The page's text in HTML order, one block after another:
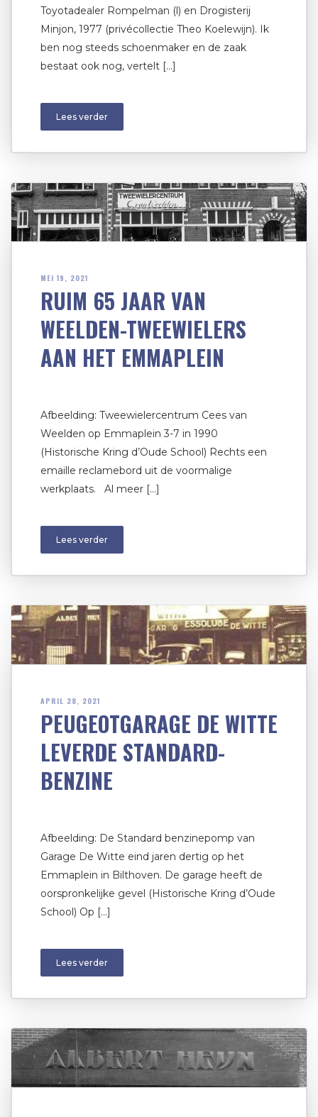
Toyotadealer Rompelman (l) en Drogisterij
Minjon, 1977 (privécollectie Theo Koelewijn). Ik
ben nog steeds schoenmaker en de zaak
bestaat ook nog, vertelt […]
Lees verder
MEI 19, 2021
RUIM 65 JAAR VAN
WEELDEN-TWEEWIELERS
AAN HET EMMAPLEIN
Afbeelding: Tweewielercentrum Cees van
Weelden op Emmaplein 3-7 in 1990
(Historische Kring d’Oude School) Rechts een
emaille reclamebord uit de voormalige
werkplaats. Al meer […]
Lees verder
APRIL 28, 2021
PEUGEOTGARAGE DE WITTE
LEVERDE STANDARD-
BENZINE
Afbeelding: De Standard benzinepomp van
Garage De Witte eind jaren dertig op het
Emmaplein in Bilthoven. De garage heeft de
oorspronkelijke gevel (Historische Kring d’Oude
School) Op […]
Lees verder